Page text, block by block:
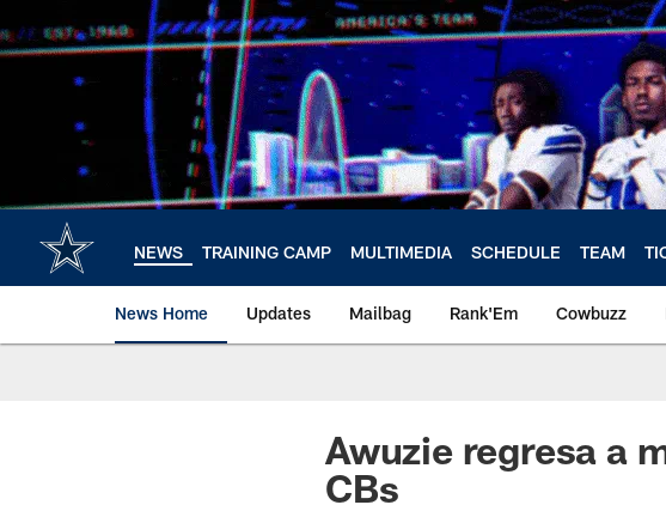
to
main
NEWS TRAINING CAMP MULTIMEDIA SCHEDULE TEAM
News Home Updates Mailbag Rank'Em Cowbuzz
Awuzie regresa a
CBs